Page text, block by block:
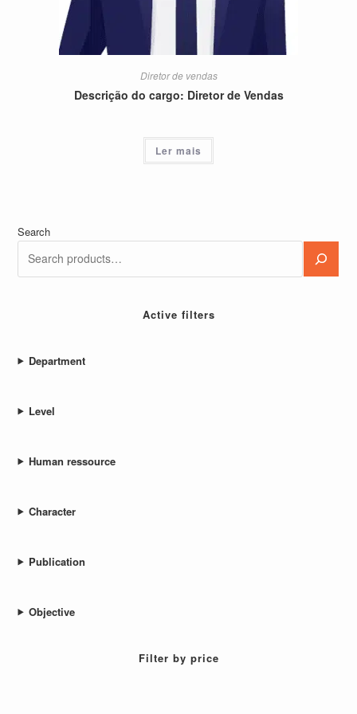
Diretor de vendas
Descrição do cargo: Diretor de Vendas
Ler mais
Search
Active filters
Department
Level
Human ressource
Character
Publication
Objective
Filter by price